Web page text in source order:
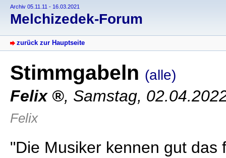
Archiv 05.11.11 - 16.03.2021
Melchizedek-Forum
zurück zur Hauptseite
Stimmgabeln (alle)
Felix , Samstag,
Felix
"Die Musiker kennen gut das